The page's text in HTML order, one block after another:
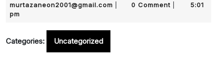
25,
murtazaneon2001@gmail.com murtazaneon2001@gmail.com
0 Comment
5:01
pm
Categories: Uncategorized